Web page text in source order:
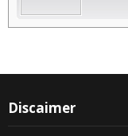
Discaimer